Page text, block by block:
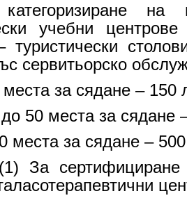
на
учебни
туристически
сервитьорско
за сядане – 150
50 места за сядане
места за сядане –
(1) За